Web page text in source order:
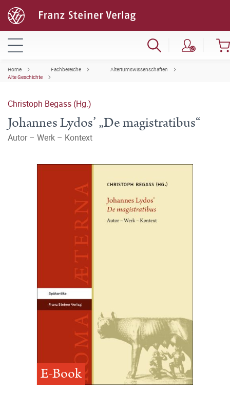
Home Fachbereiche
Altertumswissenschaften
Alte Geschichte
Christoph Begass (Hg.)
Johannes Lydos’ „De magistratibus“
Autor – Werk – Kontext
E-Book